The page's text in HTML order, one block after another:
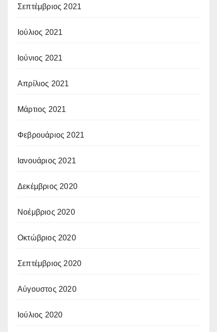
Σεπτέμβριος 2021
Ιούλιος 2021
Ιούνιος 2021
Απρίλιος 2021
Μάρτιος 2021
Φεβρουάριος 2021
Ιανουάριος 2021
Δεκέμβριος 2020
Νοέμβριος 2020
Οκτώβριος 2020
Σεπτέμβριος 2020
Αύγουστος 2020
Ιούλιος 2020